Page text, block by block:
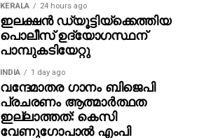
KERALA 24 hours ago
ഇലക്ഷൻ ഡ്യൂട്ടിയ്ക്കെത്തിയ
പൊലീസ് ഉദ്യോഗസ്ഥന്
പാമ്പുകടിയേറ്റു
INDIA 1 day ago
വന്ദേമാതര ഗാനം ബിജെപി
പ്രചരണം ആത്മാര്‍ത്ഥത
ഇല്ലാത്തത്: കെസി
വേണുഗോപാല്‍ എംപി